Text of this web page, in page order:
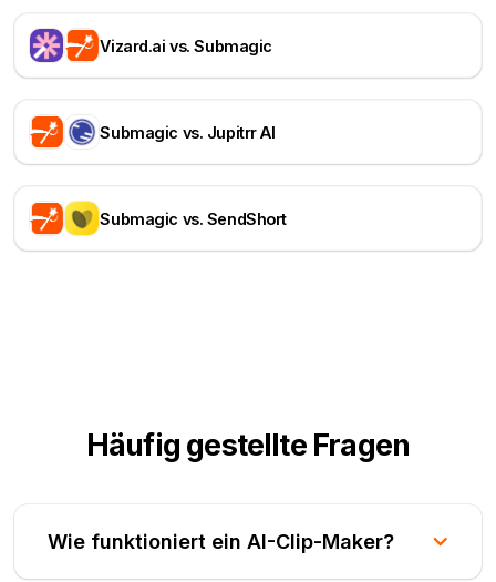
Vizard.ai vs. Submagic
Submagic vs. Jupitrr AI
Submagic vs. SendShort
Häufig gestellte Fragen
Wie funktioniert ein AI-Clip-Maker?